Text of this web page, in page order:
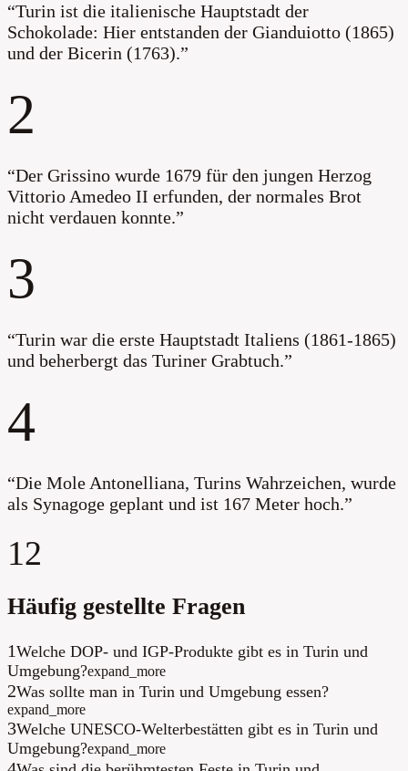
“Turin ist die italienische Hauptstadt der
Schokolade: Hier entstanden der Gianduiotto (1865)
und der Bicerin (1763).”
2
“Der Grissino wurde 1679 für den jungen Herzog
Vittorio Amedeo II erfunden, der normales Brot
nicht verdauen konnte.”
3
“Turin war die erste Hauptstadt Italiens (1861-1865)
und beherbergt das Turiner Grabtuch.”
4
“Die Mole Antonelliana, Turins Wahrzeichen, wurde
als Synagoge geplant und ist 167 Meter hoch.”
12
Häufig gestellte Fragen
1Welche DOP- und IGP-Produkte gibt es in Turin und
Umgebung?expand_more
2Was sollte man in Turin und Umgebung essen?
expand_more
3Welche UNESCO-Welterbestätten gibt es in Turin und
Umgebung?expand_more